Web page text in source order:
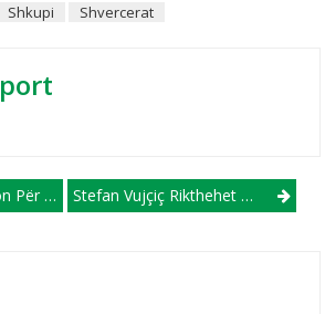
Shkupi Shvercerat
(VIDEO) Stefan Vujçiç Rikthehet Te Rabotniçki!?